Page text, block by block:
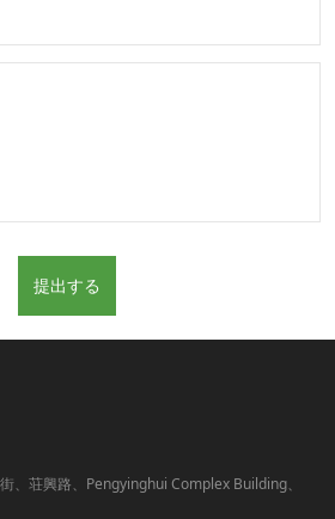
提出する
、荘興路、Pengyinghui Complex Building、